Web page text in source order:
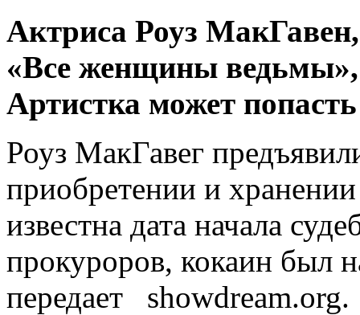
Aктрисa Роуз
«Все женщины
Артистка может
Роуз МакГавег
приобретении и
известна дата начала
прокуроров, кокаин был
передает showdream.org.